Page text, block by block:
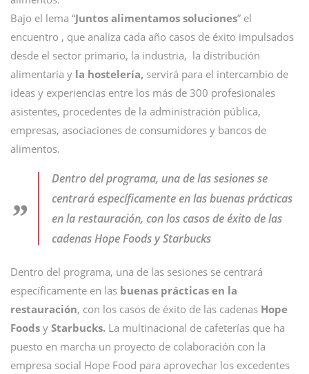
Bajo el lema “Juntos alimentamos soluciones” el
encuentro , que analiza cada año casos de éxito impulsados
desde el sector primario, la industria, la distribución
alimentaria y la hostelería, servirá para el intercambio de
ideas y experiencias entre los más de 300 profesionales
asistentes, procedentes de la administración pública,
empresas, asociaciones de consumidores y bancos de
alimentos.
Dentro del programa, una de las sesiones se
centrará específicamente en las buenas prácticas
en la restauración, con los casos de éxito de las
cadenas Hope Foods y Starbucks
Dentro del programa, una de las sesiones se centrará
específicamente en las buenas prácticas en la
restauración, con los casos de éxito de las cadenas Hope
Foods y Starbucks. La multinacional de cafeterías que ha
puesto en marcha un proyecto de colaboración con la
empresa social Hope Food para aprovechar los excedentes